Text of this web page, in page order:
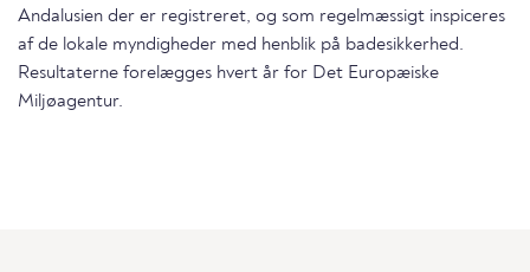
Andalusien der er registreret, og som regelmæssigt inspiceres
af de lokale myndigheder med henblik på badesikkerhed.
Resultaterne forelægges hvert år for Det Europæiske
Miljøagentur.